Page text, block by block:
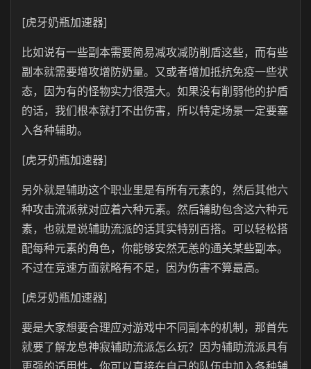
[虎牙奶瓶加速器]
比如说有一些副本需要简易减攻减防削盾这些，而有些
副本就需要增攻增防奶量。又或者增加抵抗免疫一些状
态，因为有的怪物实力很强大。如果没有削弱他的护盾
的话，我们根本就打不出伤害，所以特定场景一定要塞
入各种辅助。
[虎牙奶瓶加速器]
另外就是辅助这个职业里是有所有元素的，然后其他六
种攻击流派就对应着六种元素。然后辅助包含这六种元
素，也就是说辅助流派的话其实特别百搭。可以轻松搭
配每种元素的角色，你能够安然无恙的通关某些副本。
不过在竞速方面就略有不足，因为伤害不算最高。
[虎牙奶瓶加速器]
要是大家想要合理应对游戏中不同副本的机制，那首先
就要了解龙息神寂辅助流派怎么玩？因为辅助流派具有
更强的适用性，你可以直接在自己的队伍中加入各种辅